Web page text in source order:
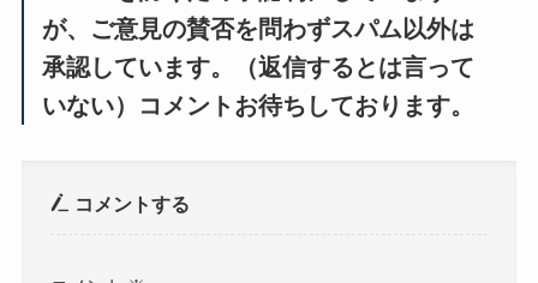
が、ご意見の賛否を問わずスパム以外は
承認しています。（返信するとは言って
いない）コメントお待ちしております。
コメントする